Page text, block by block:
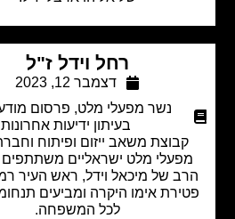
רחל וידל ז"ל
דצמבר 12, 2023
נשר מפעלי מלט,פרסום מודעת אבל
בעיתון ידיעות אחרונות
קבוצת משאב ייזום ופיתוח וחברת נשר
מלט ישראליים משתתפים בצערו
של מיכאל וידל, ראש העיר רמלה, על
אימו היקרה ומביעים תנחומים כנים
לכל המשפחה.